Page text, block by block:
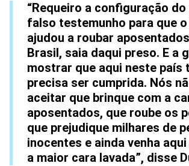
“Requeiro a configuração
falso testemunho para que o
ajudou a roubar
Brasil, saia daqui preso. E a
mostrar que aqui neste país
precisa ser cumprida. Nós
aceitar que brinque com a
aposentados, que roube os
que prejudique milhares de
inocentes e ainda venha
a maior cara lavada”, disse